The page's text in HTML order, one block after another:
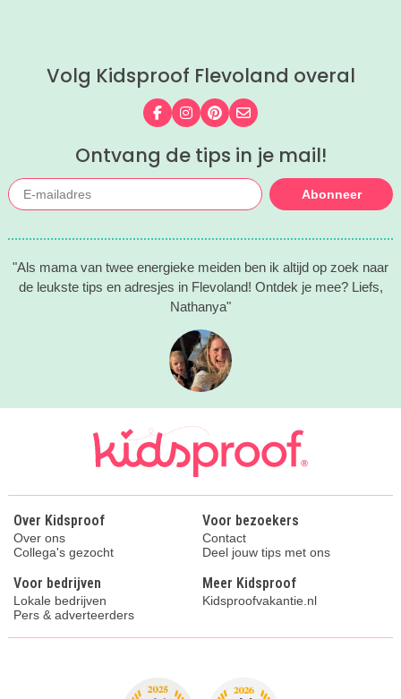
moeder Harmke.
Volg Kidsproof Flevoland overal
Volg ons op Facebook
Volg ons op Instagram
Volg ons op Pinterest
Mail ons
Ontvang de tips in je mail!
Abonneer
"Als mama van twee energieke meiden ben ik altijd op zoek naar
de leukste tips en adresjes in Flevoland! Ontdek je mee? Liefs,
Nathanya"
Over Kidsproof
Over ons
Collega's gezocht
Voor bezoekers
Contact
Deel jouw tips met ons
Voor bedrijven
Lokale bedrijven
Pers & adverteerders
Meer Kidsproof
Kidsproofvakantie.nl